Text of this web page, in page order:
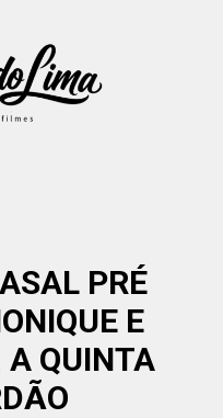
PRÉ
E
A QUINTA